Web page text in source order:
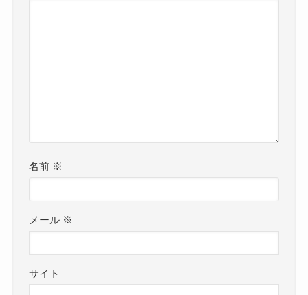
名前 ※
メール ※
サイト